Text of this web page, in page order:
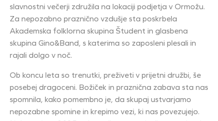
slavnostni večerji združila na lokaciji podjetja v Ormožu.
Za nepozabno praznično vzdušje sta poskrbela
Akademska folklorna skupina Študent in glasbena
skupina Gino&Band, s katerima so zaposleni plesali in
rajali dolgo v noč.
Ob koncu leta so trenutki, preživeti v prijetni družbi, še
posebej dragoceni. Božiček in praznična zabava sta nas
spomnila, kako pomembno je, da skupaj ustvarjamo
nepozabne spomine in krepimo vezi, ki nas povezujejo.